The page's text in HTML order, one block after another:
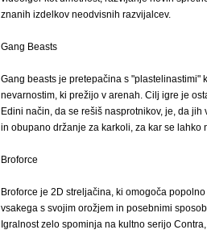
znanih izdelkov neodvisnih razvijalcev.
Gang Beasts
Gang beasts je pretepačina s
nevarnostim, ki prežijo v arenah. Cilj igre je
Edini način, da se rešiš nasprotnikov, je, da
in obupano držanje za karkoli, za kar se lahko
Broforce
Broforce je 2D streljačina, ki omogoča
vsakega s svojim orožjem in posebnimi
Igralnost zelo spominja na kultno serijo